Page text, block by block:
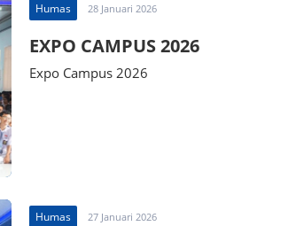
Humas 28 Januari 2026
EXPO CAMPUS 2026
Expo Campus 2026
Humas 27 Januari 2026